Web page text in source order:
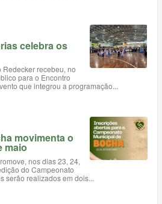
celebra os
recebeu, no
para o Encontro
que integrou a programação...
movimenta o
maio
nos dias 23, 24,
do Campeonato
serão realizados em dois...